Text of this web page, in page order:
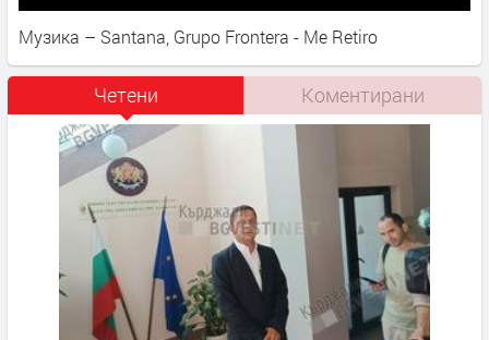
Музика – Santana, Grupo Frontera - Me Retiro
Четени Коментирани